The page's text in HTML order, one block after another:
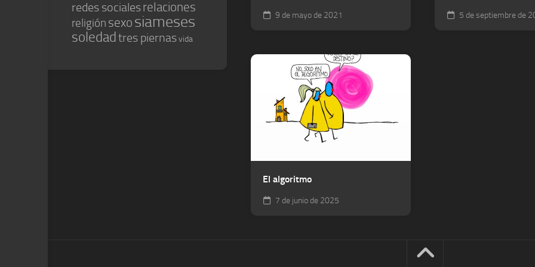
9 de mayo de 2021 5 de septiembre de
El algoritmo
7 de junio de 2025
redes socialesrelaciones
religión sexo siameses
soledad tres piernasvida